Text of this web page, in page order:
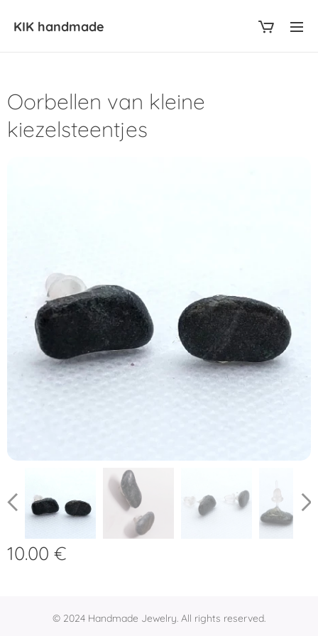
KIK handmade
Oorbellen van kleine
kiezelsteentjes
10.00 €
© 2024 Handmade Jewelry. All rights reserved.